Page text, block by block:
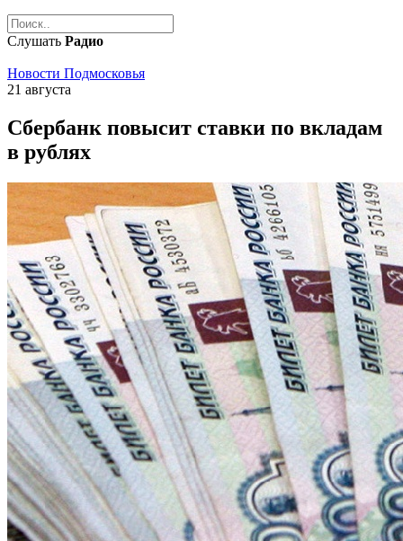
Слушать Радио
Новости Подмосковья
21 августа
Сбербанк повысит ставки по вкладам
в рублях